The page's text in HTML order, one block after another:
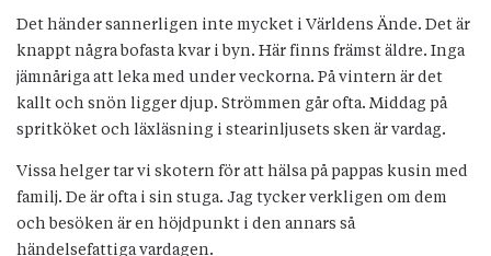
Det händer sannerligen inte mycket i Världens Ände. Det är
knappt några bofasta kvar i byn. Här finns främst äldre. Inga
jämnåriga att leka med under veckorna. På vintern är det
kallt och snön ligger djup. Strömmen går ofta. Middag på
spritköket och läxläsning i stearinljusets sken är vardag.
Vissa helger tar vi skotern för att hälsa på pappas kusin med
familj. De är ofta i sin stuga. Jag tycker verkligen om dem
och besöken är en höjdpunkt i den annars så
händelsefattiga vardagen.